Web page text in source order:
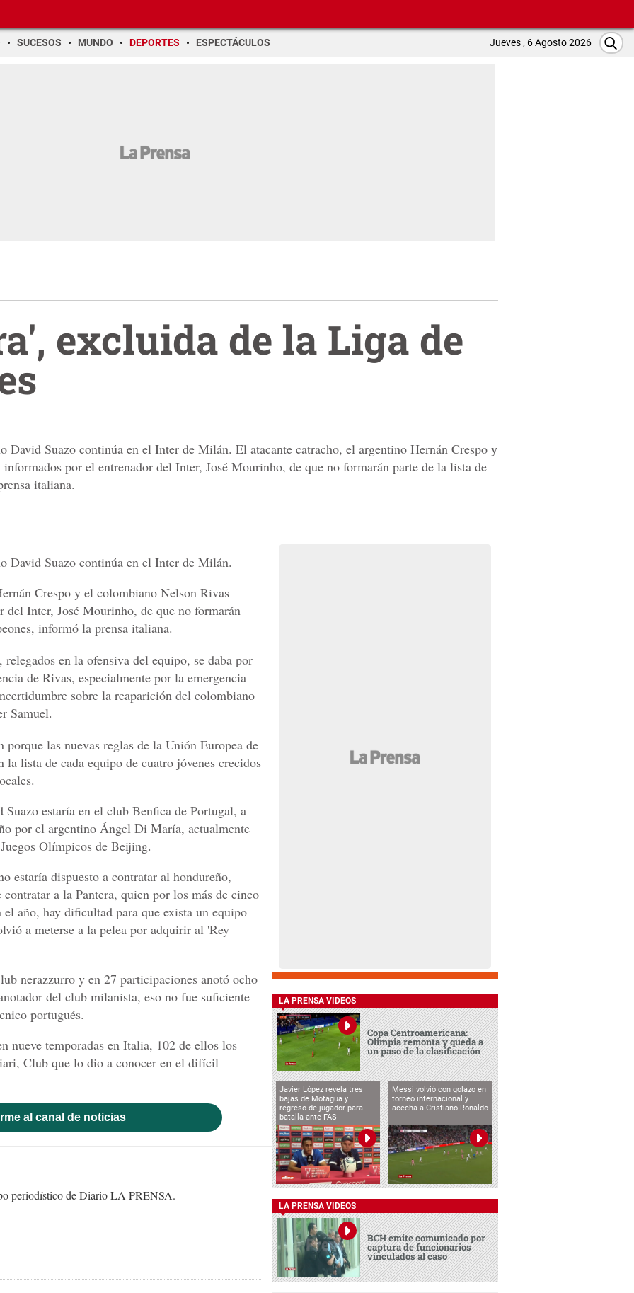
SUCESOS MUNDO DEPORTES ESPECTÁCULOS Jueves , 6 Agosto 2026
excluida de la Liga de
David Suazo continúa en el Inter de Milán. El atacante catracho, el argentino Hernán Crespo y
por el entrenador del Inter, José Mourinho, de que no formarán parte de la lista de
italiana.
David Suazo continúa en el Inter de Milán.
Crespo y el colombiano Nelson Rivas
del Inter, José Mourinho, de que no formarán
informó la prensa italiana.
en la ofensiva del equipo, se daba por
de Rivas, especialmente por la emergencia
sobre la reaparición del colombiano
Samuel.
las nuevas reglas de la Unión Europea de
lista de cada equipo de cuatro jóvenes crecidos
estaría en el club Benfica de Portugal, a
por el argentino Ángel Di María, actualmente
Olímpicos de Beijing.
estaría dispuesto a contratar al hondureño,
a la Pantera, quien por los más de cinco
año, hay dificultad para que exista un equipo
a meterse a la pelea por adquirir al 'Rey
nerazzurro y en 27 participaciones anotó ocho
del club milanista, eso no fue suficiente
portugués.
nueve temporadas en Italia, 102 de ellos los
Club que lo dio a conocer en el difícil
al canal de noticias
periodístico de Diario LA PRENSA.
LA PRENSA VIDEOS
Copa Centroamericana:
Olimpia remonta y queda a
un paso de la clasificación
Javier López revela tres
bajas de Motagua y
regreso de jugador para
batalla ante FAS
Messi volvió con golazo en
torneo internacional y
acecha a Cristiano Ronaldo
LA PRENSA VIDEOS
BCH emite comunicado por
captura de funcionarios
vinculados al caso